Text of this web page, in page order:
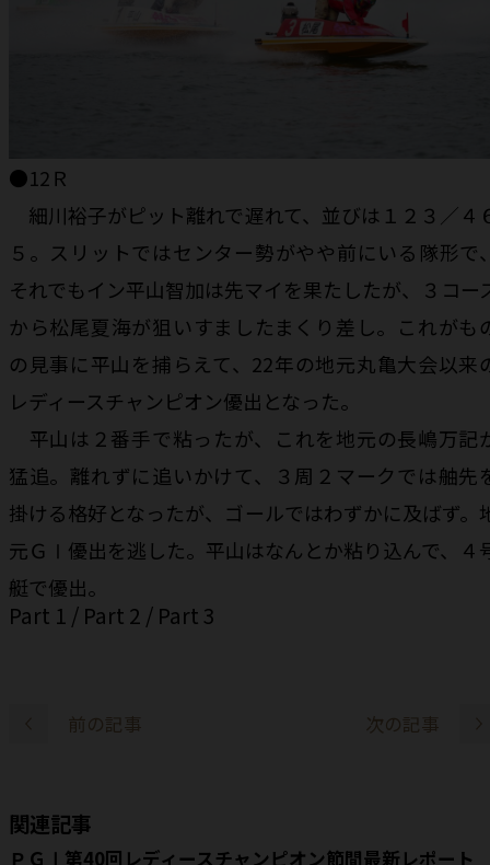
●12Ｒ
細川裕子がピット離れで遅れて、並びは１２３／４
５。スリットではセンター勢がやや前にいる隊形で
それでもイン平山智加は先マイを果たしたが、３コー
から松尾夏海が狙いすましたまくり差し。これがも
の見事に平山を捕らえて、22年の地元丸亀大会以来
レディースチャンピオン優出となった。
平山は２番手で粘ったが、これを地元の長嶋万記
猛追。離れずに追いかけて、３周２マークでは舳先
掛ける格好となったが、ゴールではわずかに及ばず。
元ＧⅠ優出を逃した。平山はなんとか粘り込んで、４
艇で優出。
Part 1 / Part 2 / Part 3
前の記事 次の記事
関連記事
ＰＧⅠ第40回レディースチャンピオン節間最新レポート